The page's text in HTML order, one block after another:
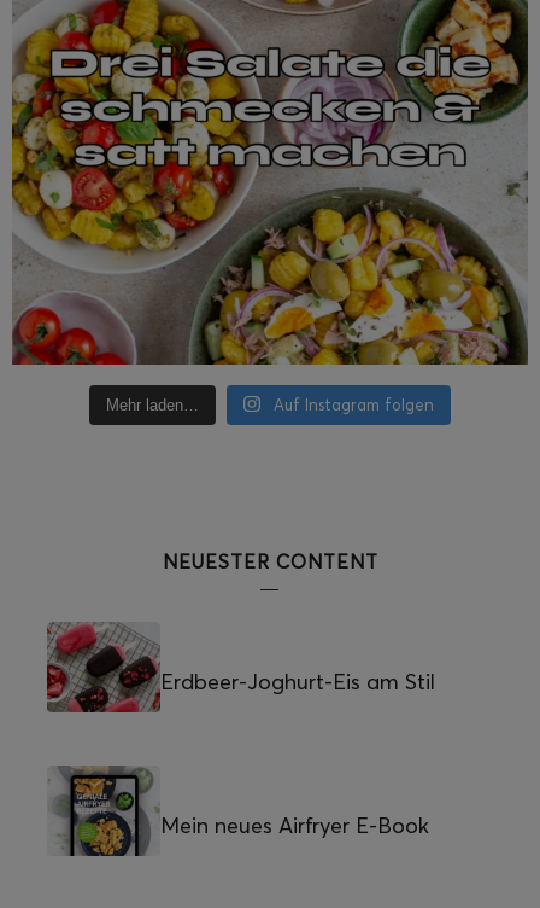
Mehr laden… Auf Instagram folgen
NEUESTER CONTENT
Erdbeer-Joghurt-Eis am Stil
Mein neues Airfryer E-Book